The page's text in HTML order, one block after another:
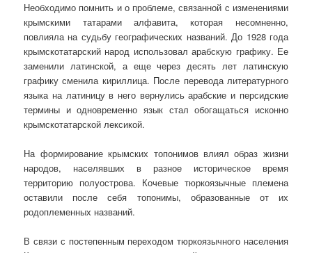
Необходимо помнить и о проблеме, связанной с изменениями
крымскими татарами алфавита, которая несомненно,
повлияла на судьбу географических названий. До 1928 года
крымскотатарский народ использовал арабскую графику. Ее
заменили латинской, а еще через десять лет латинскую
графику сменила кириллица. После перевода литературного
языка на латиницу в него вернулись арабские и персидские
термины и одновременно язык стал обогащаться исконно
крымскотатарской лексикой.
На формирование крымских топонимов влиял образ жизни
народов, населявших в разное историческое время
территорию полуострова. Кочевые тюркоязычные племена
оставили после себя топонимы, образованные от их
родоплеменных названий.
В связи с постепенным переходом тюркоязычного населения